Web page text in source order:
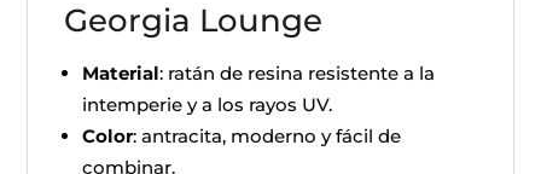
Georgia Lounge
Material: ratán de resina resistente a la
intemperie y a los rayos UV.
Color: antracita, moderno y fácil de
combinar.